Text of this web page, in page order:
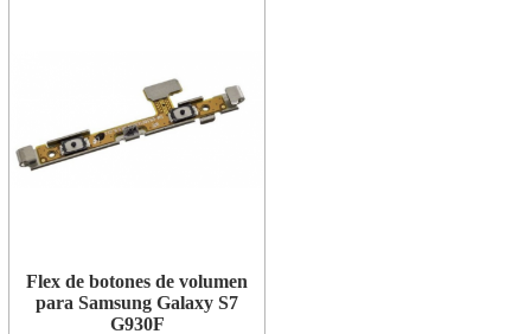
Flex de botones de volumen
para Samsung Galaxy S7
G930F